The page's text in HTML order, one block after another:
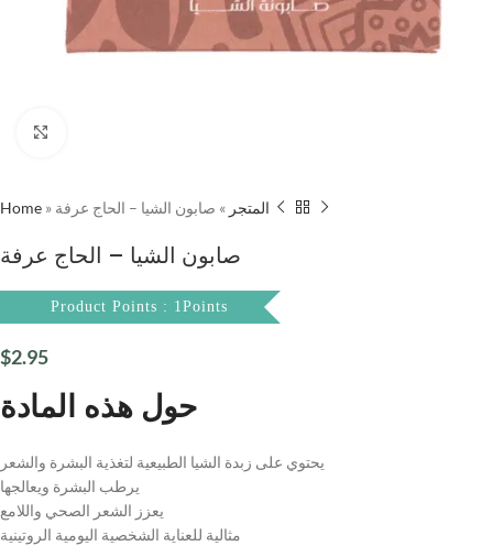
Home » المتجر » صابون الشيا – الحاج عرفة
صابون الشيا – الحاج عرفة
Product Points : 1Points
$2.95
حول هذه المادة
يحتوي على زبدة الشيا الطبيعية لتغذية البشرة والشعر
يرطب البشرة ويعالجها
يعزز الشعر الصحي واللامع
مثالية للعناية الشخصية اليومية الروتينية